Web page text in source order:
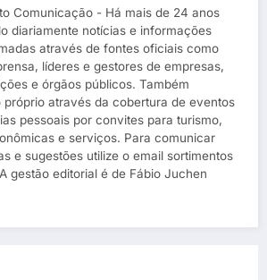
Comunicação - Há mais de 24 anos
diariamente notícias e informações
através de fontes oficiais como
líderes e gestores de empresas,
e órgãos públicos. Também
próprio através da cobertura de eventos
pessoais por convites para turismo,
e serviços. Para comunicar
e sugestões utilize o email sortimentos
gestão editorial é de Fábio Juchen